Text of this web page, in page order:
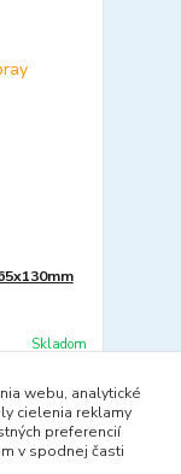
Skladom
webu, analytické
cielenia reklamy
preferencií
v spodnej časti